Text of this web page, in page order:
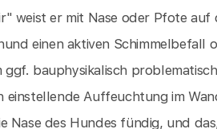
weist er mit Nase oder Pfote
einen aktiven Schimmelbefall
ggf. bauphysikalisch
einstellende Auffeuchtung im
Nase des Hundes fündig, und